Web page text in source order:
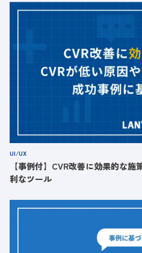
UI/UX
【事例付】CVR改善に効果的な
利なツール